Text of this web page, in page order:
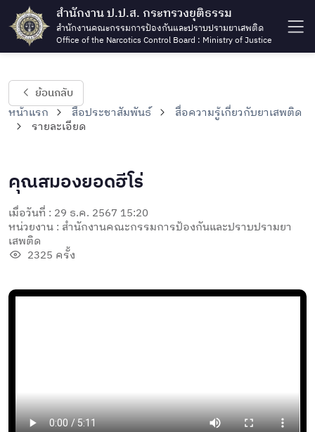
สำนักงาน ป.ป.ส. กระทรวงยุติธรรม
สำนักงานคณะกรรมการป้องกันและปราบปรามยาเสพติด
Office of the Narcotics Control Board : Ministry of Justice
ย้อนกลับ
หน้าแรก สื่อประชาสัมพันธ์
สื่อความรู้เกี่ยวกับยาเสพติด
รายละเอียด
คุณสมองยอดฮีโร่
เมื่อวันที่ : 29 ธ.ค. 2567 15:20
หน่วยงาน : สำนักงานคณะกรรมการป้องกันและปราบปรามยา
เสพติด
2325 ครั้ง